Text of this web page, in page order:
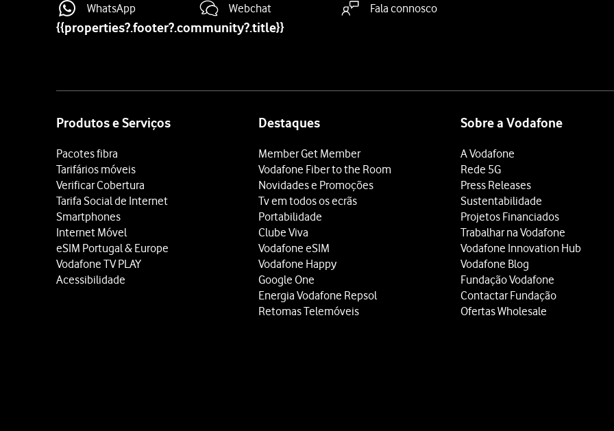
WhatsApp Webchat Fala connosco
{{properties?.footer?.community?.title}}
Produtos e Serviços
Pacotes fibra
Tarifários móveis
Verificar Cobertura
Tarifa Social de Internet
Smartphones
Internet Móvel
eSIM Portugal & Europe
Vodafone TV PLAY
Acessibilidade
Destaques
Member Get Member
Vodafone Fiber to the Room
Novidades e Promoções
Tv em todos os ecrãs
Portabilidade
Clube Viva
Vodafone eSIM
Vodafone Happy
Google One
Energia Vodafone Repsol
Retomas Telemóveis
Sobre a Vodafone
A Vodafone
Rede 5G
Press Releases
Sustentabilidade
Projetos Financiados
Trabalhar na Vodafone
Vodafone Innovation Hub
Vodafone Blog
Fundação Vodafone
Contactar Fundação
Ofertas Wholesale